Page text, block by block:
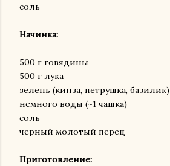
соль
Начинка:
500 г говядины
500 г лука
зелень (кинза, петрушка, базилик)
немного воды (~1 чашка)
соль
черный молотый перец
Приготовление: